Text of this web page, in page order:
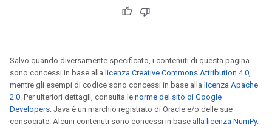
Salvo quando diversamente specificato, i contenuti di questa pagina
sono concessi in base alla licenza Creative Commons Attribution 4.0,
mentre gli esempi di codice sono concessi in base alla licenza Apache
2.0. Per ulteriori dettagli, consulta le norme del sito di Google
Developers. Java è un marchio registrato di Oracle e/o delle sue
consociate. Alcuni contenuti sono concessi in base alla licenza NumPy.